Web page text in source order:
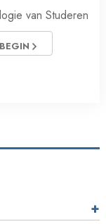
van Studeren
BEGIN